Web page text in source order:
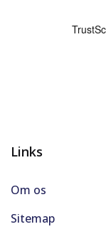
Links
Om os
Sitemap